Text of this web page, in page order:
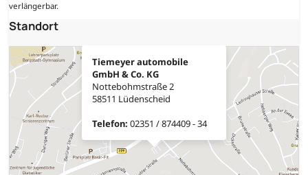
verlängerbar.
Standort
Tiemeyer automobile
GmbH & Co. KG
Nottebohmstraße 2
58511 Lüdenscheid
Telefon: 02351 / 874409 - 34